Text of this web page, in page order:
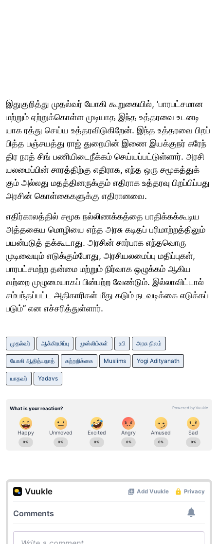
இதுகுறித்து முதல்​வர் யோகி கூறுகை​யில், ‘பாரபட்​ச​மான
மற்​றும் ஏற்​றுக்​கொள்ள முடி​யாத இந்த உத்​தரவை உடனடி​
யாக ரத்து செய்ய உத்​தர​விடு​கிறேன். இந்த உத்​தரவை பிறப்​
பித்த பஞ்​ச​யத்து ராஜ் துறை​யின் இணை இயக்​குநர் சுரேந்​
திர நாத் சிங் பணியிடைநீக்​கம் செய்​யப்​பட்​டுள்​ளார். அரசி​
யலமைப்​பின் சாரத்​திற்கு எதி​ராக, எந்த ஒரு சமூகத்​துக்​
கும் அல்​லது மதத்​தினருக்​கும் எதி​ராக உத்​தரவு பிறப்​பிப்​பது
அரசின் கொள்​கைகளுக்கு எதி​ரானவை.
எதிர்​காலத்​தில் சமூக நல்​லிணக்​கத்தை பாதிக்​கக்​கூடிய
அத்​தகைய மொழியை எந்த அரசு கடிதப் பரி​மாற்​றத்​தி​லும்
பயன்​படுத் தக்​கூ​டாது. அரசின் சார்​பாக எந்​தவொரு
முடிவை​யும் எடுக்​கும்​போது, அரசி​யலமைப்பு மதிப்​பு​கள்,
பாரபட்​சமற்ற தன்மை மற்​றும் நிர்​வாக ஒழுக்​கம் ஆகிய​
வற்றை முழு​மை​யாகப் பின்​பற்ற வேண்​டும். இல்​லா​விட்​டால்
சம்​பந்​தப்​பட்ட அதி​காரி​கள் மீது கடும் நடவடிக்​கை எடுக்​கப்​
படும்​’’ என எச்​சரித்​துள்​ளார்​.
முதல்வர் ஆக்கிரமிப்பு முஸ்லிம்கள் உபி அரசு நிலம்
யோகி ஆதித்யநாத் சுற்றறிக்கை Muslims Yogi Adityanath
யாதவர் Yadavs